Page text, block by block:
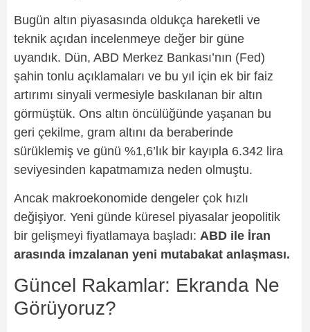
Bugün altın piyasasında oldukça hareketli ve
teknik açıdan incelenmeye değer bir güne
uyandık. Dün, ABD Merkez Bankası’nın (Fed)
şahin tonlu açıklamaları ve bu yıl için ek bir faiz
artırımı sinyali vermesiyle baskılanan bir altın
görmüştük. Ons altın öncülüğünde yaşanan bu
geri çekilme, gram altını da beraberinde
sürüklemiş ve günü %1,6’lık bir kayıpla 6.342 lira
seviyesinden kapatmamıza neden olmuştu.
Ancak makroekonomide dengeler çok hızlı
değişiyor. Yeni günde küresel piyasalar jeopolitik
bir gelişmeyi fiyatlamaya başladı: ABD ile İran
arasında imzalanan yeni mutabakat anlaşması.
Güncel Rakamlar: Ekranda Ne
Görüyoruz?